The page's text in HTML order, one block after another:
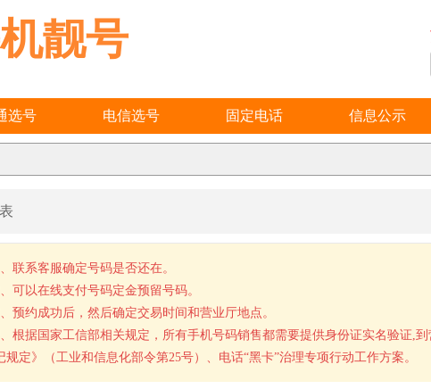
靓号
选号 电信选号 固定电话 信息公示
联系客服确定号码是否还在。
可以在线支付号码定金预留号码。
预约成功后，然后确定交易时间和营业厅地点。
根据国家工信部相关规定，所有手机号码销售都需要提供身份证实名验证,
规定》（工业和信息化部令第25号）、电话“黑卡”治理专项行动工作方案。